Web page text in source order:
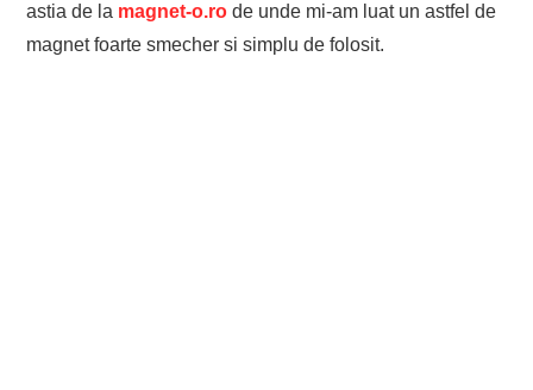
astia de la magnet-o.ro de unde mi-am luat un astfel de
magnet foarte smecher si simplu de folosit.